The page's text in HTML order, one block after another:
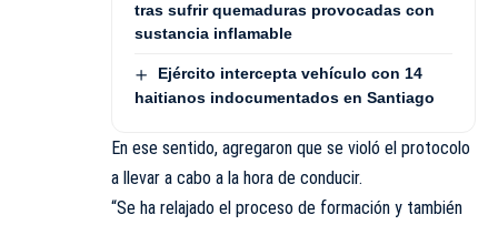
tras sufrir quemaduras provocadas con
sustancia inflamable
Ejército intercepta vehículo con 14
haitianos indocumentados en Santiago
En ese sentido, agregaron que se violó el protocolo
a llevar a cabo a la hora de conducir.
“Se ha relajado el proceso de formación y también